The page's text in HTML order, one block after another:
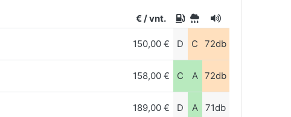
€ / vnt.
150,00 € D C 72db
158,00 € C A 72db
189,00 € D A 71db